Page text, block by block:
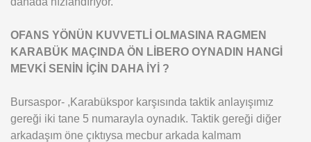
OFANS YÖNÜN KUVVETLİ OLMASINA RAGMEN
KARABÜK MAÇINDA ÖN LİBERO OYNADIN HANGİ
MEVKİ SENİN İÇİN DAHA İYİ ?
Bursaspor- ,Karabükspor karşısında taktik anlayışımız
gereği iki tane 5 numarayla oynadık. Taktik gereği diğer
arkadaşım öne çıktıysa mecbur arkada kalmam